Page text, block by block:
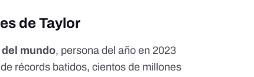
de Taylor
mundo, persona del año en 2023
récords batidos, cientos de millones